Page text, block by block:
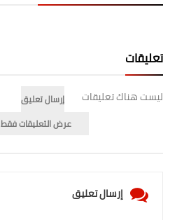
تعليقات
ليست هناك تعليقات
إرسال تعليق
عرض التعليقات فقط
إرسال تعليق